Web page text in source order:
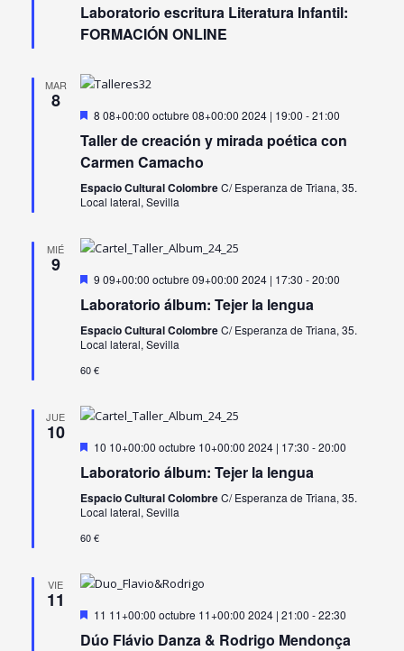
Laboratorio escritura Literatura Infantil:
FORMACIÓN ONLINE
MAR
8
Destacado
8 08+00:00 octubre 08+00:00 2024 | 19:00 -21:00
Taller de creación y mirada poética con
Carmen Camacho
Espacio Cultural ColombreC/ Esperanza de Triana, 35.
Local lateral, Sevilla
MIÉ
9
Destacado
9 09+00:00 octubre 09+00:00 2024 | 17:30 -20:00
Laboratorio álbum: Tejer la lengua
Espacio Cultural ColombreC/ Esperanza de Triana, 35.
Local lateral, Sevilla
60 €
JUE
10
Destacado
10 10+00:00 octubre 10+00:00 2024 | 17:30 -20:00
Laboratorio álbum: Tejer la lengua
Espacio Cultural ColombreC/ Esperanza de Triana, 35.
Local lateral, Sevilla
60 €
VIE
11
Destacado
11 11+00:00 octubre 11+00:00 2024 | 21:00 -22:30
Dúo Flávio Danza & Rodrigo Mendonça